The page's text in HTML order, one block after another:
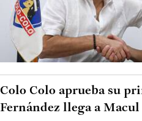
Colo Colo aprueba su
Fernández llega a Macul